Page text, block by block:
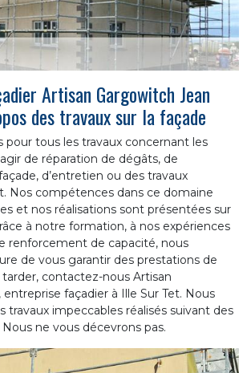
Artisan Gargowitch Jean
des travaux sur la façade
pour tous les travaux concernant les
de réparation de dégâts, de
d’entretien ou des travaux
Nos compétences dans ce domaine
et nos réalisations sont présentées sur
à notre formation, à nos expériences
renforcement de capacité, nous
de vous garantir des prestations de
tarder, contactez-nous Artisan
façadier à Ille Sur Tet. Nous
travaux impeccables réalisés suivant des
ne vous décevrons pas.